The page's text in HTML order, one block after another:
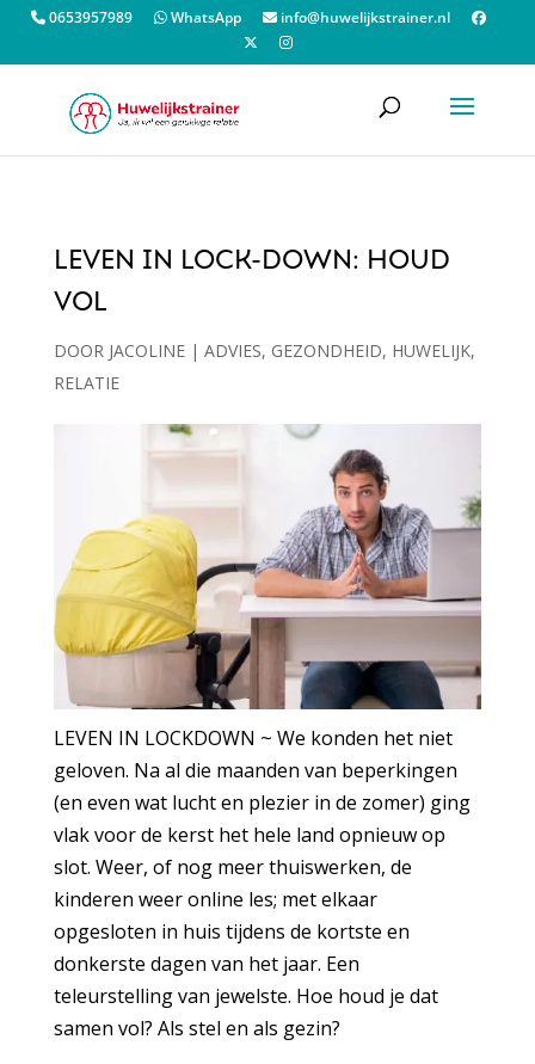
0653957989 WhatsApp info@huwelijkstrainer.nl
LEVEN IN LOCK-DOWN: HOUD
VOL
DOOR JACOLINE| ADVIES, GEZONDHEID, HUWELIJK,
RELATIE
LEVEN IN LOCKDOWN ~ We konden het niet
geloven. Na al die maanden van beperkingen
(en even wat lucht en plezier in de zomer) ging
vlak voor de kerst het hele land opnieuw op
slot. Weer, of nog meer thuiswerken, de
kinderen weer online les; met elkaar
opgesloten in huis tijdens de kortste en
donkerste dagen van het jaar. Een
teleurstelling van jewelste. Hoe houd je dat
samen vol? Als stel en als gezin?